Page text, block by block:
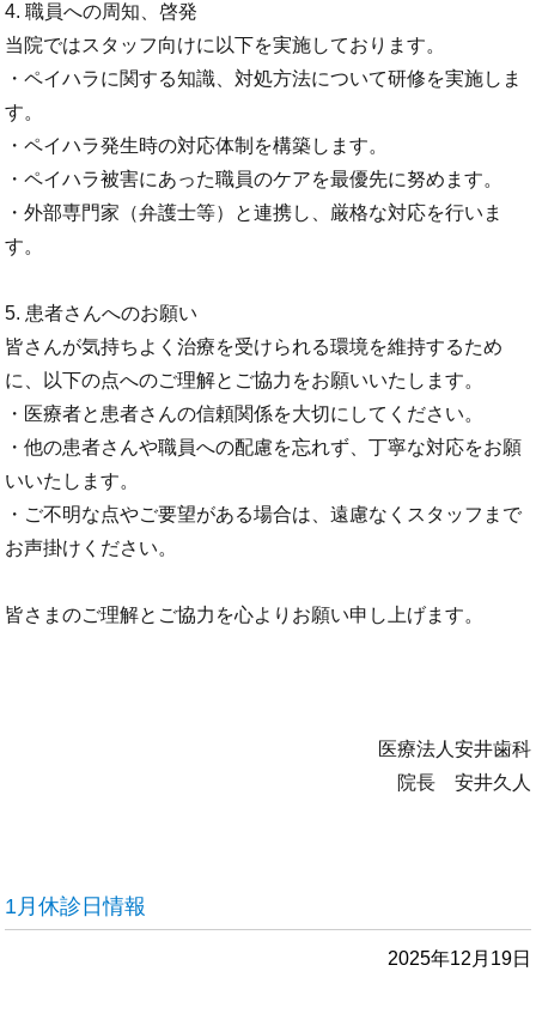
4. 職員への周知、啓発
当院ではスタッフ向けに以下を実施しております。
・ペイハラに関する知識、対処方法について研修を実施しま
す。
・ペイハラ発生時の対応体制を構築します。
・ペイハラ被害にあった職員のケアを最優先に努めます。
・外部専門家（弁護士等）と連携し、厳格な対応を行いま
す。
5. 患者さんへのお願い
皆さんが気持ちよく治療を受けられる環境を維持するため
に、以下の点へのご理解とご協力をお願いいたします。
・医療者と患者さんの信頼関係を大切にしてください。
・他の患者さんや職員への配慮を忘れず、丁寧な対応をお願
いいたします。
・ご不明な点やご要望がある場合は、遠慮なくスタッフまで
お声掛けください。
皆さまのご理解とご協力を心よりお願い申し上げます。
医療法人安井歯科
院長 安井久人
1月休診日情報
2025年12月19日